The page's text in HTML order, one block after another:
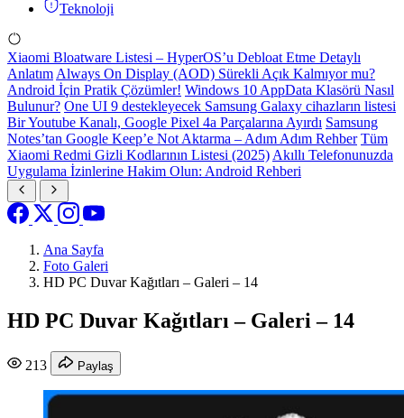
Teknoloji
Xiaomi Bloatware Listesi – HyperOS’u Debloat Etme Detaylı
Anlatım Always On Display (AOD) Sürekli Açık Kalmıyor mu?
Android İçin Pratik Çözümler! Windows 10 AppData Klasörü Nasıl
Bulunur? One UI 9 destekleyecek Samsung Galaxy cihazların listesi
Bir Youtube Kanalı, Google Pixel 4a Parçalarına Ayırdı Samsung
Notes’tan Google Keep’e Not Aktarma – Adım Adım Rehber Tüm
Xiaomi Redmi Gizli Kodlarının Listesi (2025) Akıllı Telefonunuzda
Uygulama İzinlerine Hakim Olun: Android Rehberi
Ana Sayfa
Foto Galeri
HD PC Duvar Kağıtları – Galeri – 14
HD PC Duvar Kağıtları – Galeri – 14
213 Paylaş